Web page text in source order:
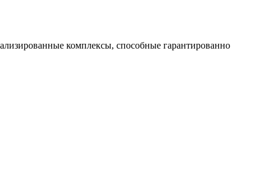
комплексы, способные гарантированно